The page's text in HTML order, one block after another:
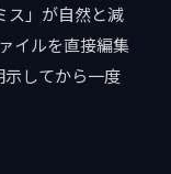
ス」が自然と減
イルを直接編集
示してから一度